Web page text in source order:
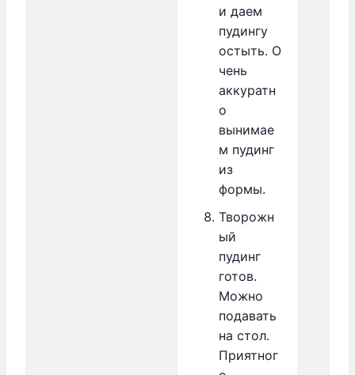
и даем
пудингу
остыть. О
чень
аккуратн
о
вынимае
м пудинг
из
формы.
Творожн
ый
пудинг
готов.
Можно
подавать
на стол.
Приятног